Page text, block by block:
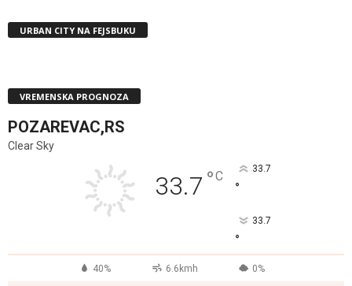
URBAN CITY NA FEJSBUKU
VREMENSKA PROGNOZA
POZAREVAC,RS
Clear Sky
33.7 °C 33.7
°
33.7
°
40% 6.6kmh 0%